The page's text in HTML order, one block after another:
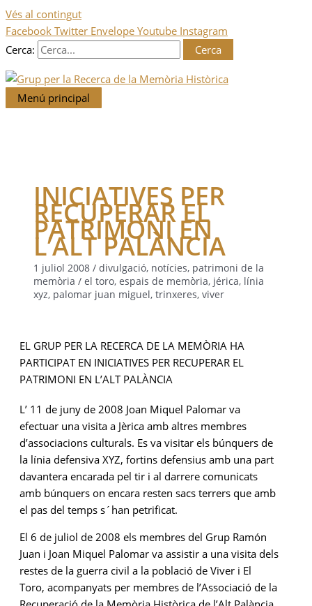
Vés al contingut
Facebook Twitter Envelope Youtube Instagram
Cerca:
Menú principal
INICIATIVES PER
RECUPERAR EL
PATRIMONI EN
L’ALT PALÀNCIA
1 juliol 2008 / divulgació, notícies, patrimoni de la
memòria / el toro, espais de memòria, jérica, línia
xyz, palomar juan miguel, trinxeres, viver
EL GRUP PER LA RECERCA DE LA MEMÒRIA HA
PARTICIPAT EN INICIATIVES PER RECUPERAR EL
PATRIMONI EN L’ALT PALÀNCIA
L’ 11 de juny de 2008 Joan Miquel Palomar va
efectuar una visita a Jèrica amb altres membres
d’associacions culturals. Es va visitar els búnquers de
la línia defensiva XYZ, fortins defensius amb una part
davantera encarada pel tir i al darrere comunicats
amb búnquers on encara resten sacs terrers que amb
el pas del temps s´han petrificat.
El 6 de juliol de 2008 els membres del Grup Ramón
Juan i Joan Miquel Palomar va assistir a una visita dels
restes de la guerra civil a la població de Viver i El
Toro, acompanyats per membres de l’Associació de la